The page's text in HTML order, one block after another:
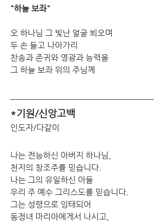
"하늘 보좌"
오 하나님 그 빛난 얼굴 뵈오며
두 손 들고 나아가리
찬송과 존귀와 영광과 능력을
그 하늘 보좌 위의 주님께
*기원/신앙고백
인도자/다같이
나는 전능하신 아버지 하나님,
천지의 창조주를 믿습니다.
나는 그의 유일하신 아들
우리 주 예수 그리스도를 믿습니다.
그는 성령으로 잉태되어
동정녀 마리아에게서 나시고,